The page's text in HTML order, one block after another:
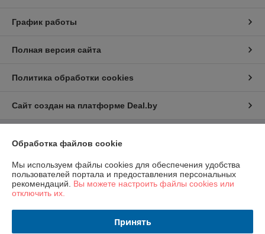
График работы
Полная версия сайта
Политика обработки cookies
Сайт создан на платформе Deal.by
Информация для покупателя
Юридическое лицо:ООО «Сьютрейд»
220059, г.Минск, ул.Скрипникова, д.12, пом.90, каб.1 ДЕМОЗАЛ
Регистрационный номер ЕГР: 191249980
УНП: 191249980
Регистрационный орган: Минский горисполком
Обработка файлов cookie
Мы используем файлы cookies для обеспечения удобства
пользователей портала и предоставления персональных
рекомендаций. Вы можете настроить файлы cookies или
отключить их.
Принять